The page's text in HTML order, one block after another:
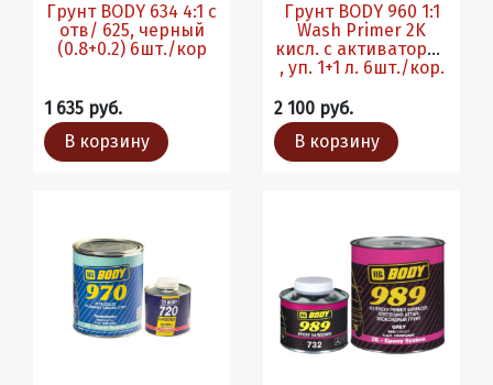
Грунт BODY 634 4:1 с
отв/ 625, черный
(0.8+0.2) 6шт./кор
1 635 руб.
В корзину
Грунт BODY 960 1:1
Wash Primer 2K
кисл. с активатором
, уп. 1+1 л. 6шт./кор.
2 100 руб.
В корзину